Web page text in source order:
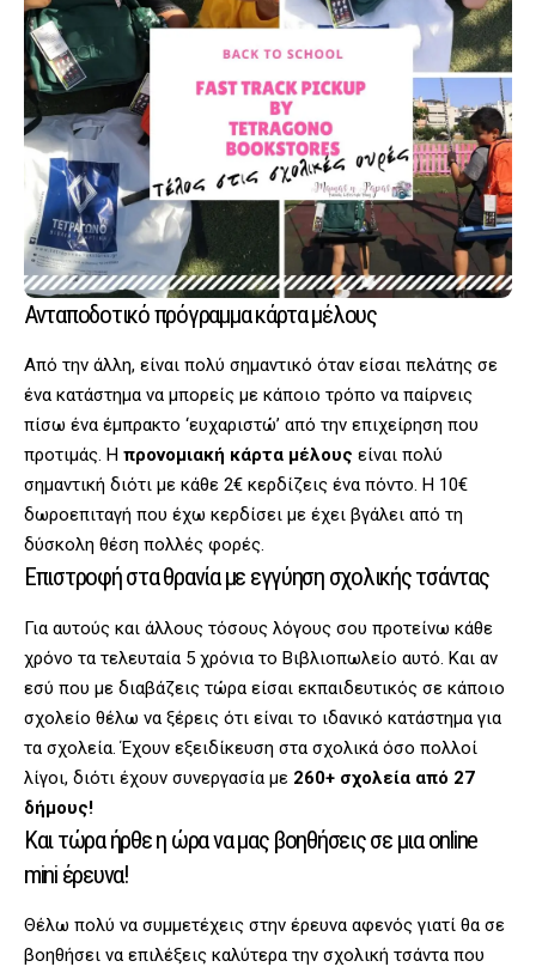
Ανταποδοτικό πρόγραμμα κάρτα μέλους
Από την άλλη, είναι πολύ σημαντικό όταν είσαι πελάτης σε
ένα κατάστημα να μπορείς με κάποιο τρόπο να παίρνεις
πίσω ένα έμπρακτο ‘ευχαριστώ’ από την επιχείρηση που
προτιμάς. Η προνομιακή κάρτα μέλους είναι πολύ
σημαντική διότι με κάθε 2€ κερδίζεις ένα πόντο. Η 10€
δωροεπιταγή που έχω κερδίσει με έχει βγάλει από τη
δύσκολη θέση πολλές φορές.
Επιστροφή στα θρανία με εγγύηση σχολικής τσάντας
Για αυτούς και άλλους τόσους λόγους σου προτείνω κάθε
χρόνο τα τελευταία 5 χρόνια το Βιβλιοπωλείο αυτό. Και αν
εσύ που με διαβάζεις τώρα είσαι εκπαιδευτικός σε κάποιο
σχολείο θέλω να ξέρεις ότι είναι το ιδανικό κατάστημα για
τα σχολεία. Έχουν εξειδίκευση στα σχολικά όσο πολλοί
λίγοι, διότι έχουν συνεργασία με 260+ σχολεία από 27
δήμους!
Και τώρα ήρθε η ώρα να μας βοηθήσεις σε μια online
mini έρευνα!
Θέλω πολύ να συμμετέχεις στην έρευνα αφενός γιατί θα σε
βοηθήσει να επιλέξεις καλύτερα την σχολική τσάντα που